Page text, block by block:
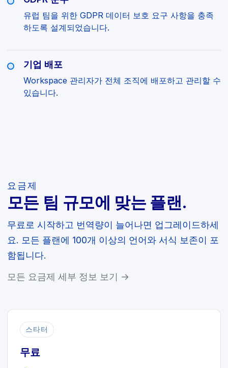
유럽 팀을 위한 GDPR 데이터 보호 요구 사항을 충족
하도록 설계되었습니다.
기업 배포
Workspace 관리자가 전체 조직에 배포하고 관리할 수
있습니다.
요금제
모든 팀 규모에 맞는 플랜.
무료로 시작하고 번역량이 늘어나면 업그레이드하세
요. 모든 플랜에 100개 이상의 언어와 서식 보존이 포
함됩니다.
모든 요금제 세부 정보 보기 →
스타터
무료